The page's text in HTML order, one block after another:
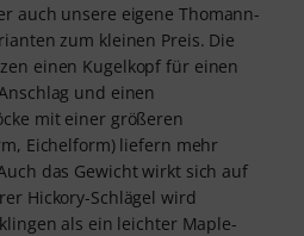
auch unsere eigene Thomann-
zum kleinen Preis. Die
einen Kugelkopf für einen
und einen
mit einer größeren
Eichelform) liefern mehr
das Gewicht wirkt sich auf
Hickory-Schlägel wird
als ein leichter Maple-